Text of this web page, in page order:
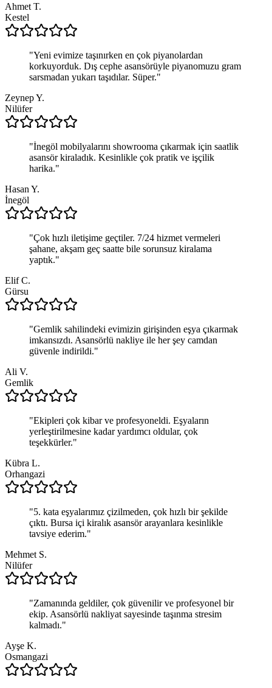
Ahmet T.
Kestel
"Yeni evimize taşınırken en çok piyanolardan
korkuyorduk. Dış cephe asansörüyle piyanomuzu gram
sarsmadan yukarı taşıdılar. Süper."
Zeynep Y.
Nilüfer
"İnegöl mobilyalarını showrooma çıkarmak için saatlik
asansör kiraladık. Kesinlikle çok pratik ve işçilik
harika."
Hasan Y.
İnegöl
"Çok hızlı iletişime geçtiler. 7/24 hizmet vermeleri
şahane, akşam geç saatte bile sorunsuz kiralama
yaptık."
Elif C.
Gürsu
"Gemlik sahilindeki evimizin girişinden eşya çıkarmak
imkansızdı. Asansörlü nakliye ile her şey camdan
güvenle indirildi."
Ali V.
Gemlik
"Ekipleri çok kibar ve profesyoneldi. Eşyaların
yerleştirilmesine kadar yardımcı oldular, çok
teşekkürler."
Kübra L.
Orhangazi
"5. kata eşyalarımız çizilmeden, çok hızlı bir şekilde
çıktı. Bursa içi kiralık asansör arayanlara kesinlikle
tavsiye ederim."
Mehmet S.
Nilüfer
"Zamanında geldiler, çok güvenilir ve profesyonel bir
ekip. Asansörlü nakliyat sayesinde taşınma stresim
kalmadı."
Ayşe K.
Osmangazi